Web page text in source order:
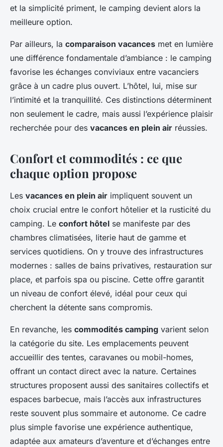
et la simplicité priment, le camping devient alors la
meilleure option.
Par ailleurs, la comparaison vacances met en lumière
une différence fondamentale d’ambiance : le camping
favorise les échanges conviviaux entre vacanciers
grâce à un cadre plus ouvert. L’hôtel, lui, mise sur
l’intimité et la tranquillité. Ces distinctions déterminent
non seulement le cadre, mais aussi l’expérience plaisir
recherchée pour des vacances en plein air réussies.
Confort et commodités : ce que
chaque option propose
Les vacances en plein air impliquent souvent un
choix crucial entre le confort hôtelier et la rusticité du
camping. Le confort hôtel se manifeste par des
chambres climatisées, literie haut de gamme et
services quotidiens. On y trouve des infrastructures
modernes : salles de bains privatives, restauration sur
place, et parfois spa ou piscine. Cette offre garantit
un niveau de confort élevé, idéal pour ceux qui
cherchent la détente sans compromis.
En revanche, les commodités camping varient selon
la catégorie du site. Les emplacements peuvent
accueillir des tentes, caravanes ou mobil-homes,
offrant un contact direct avec la nature. Certaines
structures proposent aussi des sanitaires collectifs et
espaces barbecue, mais l’accès aux infrastructures
reste souvent plus sommaire et autonome. Ce cadre
plus simple favorise une expérience authentique,
adaptée aux amateurs d’aventure et d’échanges entre